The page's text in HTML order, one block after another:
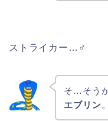
ストライカー…♂
そ…そう
エブリン。